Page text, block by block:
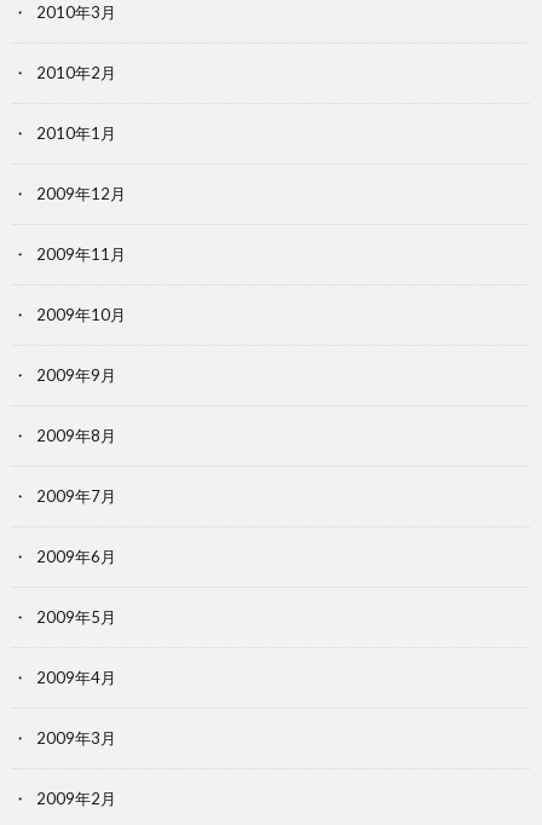
2010年3月
2010年2月
2010年1月
2009年12月
2009年11月
2009年10月
2009年9月
2009年8月
2009年7月
2009年6月
2009年5月
2009年4月
2009年3月
2009年2月